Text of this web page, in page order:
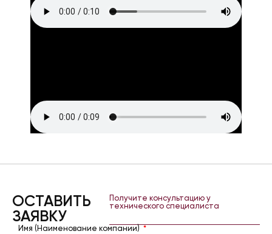
ОСТАВИТЬ
ЗАЯВКУ
Получите консультацию у
технического специалиста
Имя (Наименование компании)